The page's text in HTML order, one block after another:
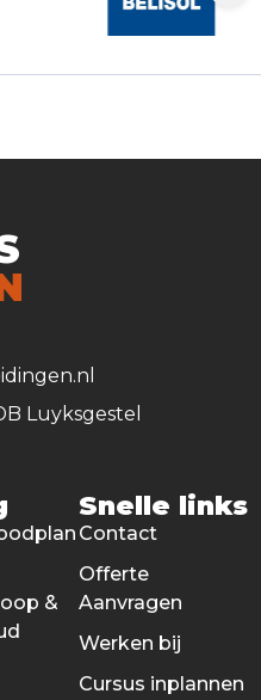
Luyksgestel
&
Snelle links
Contact
Offerte
Aanvragen
Werken bij
Cursus inplannen